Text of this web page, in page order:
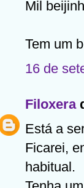
Mil
Tem um
16 de
Filoxera
Está a
Ficarei,
habitual.